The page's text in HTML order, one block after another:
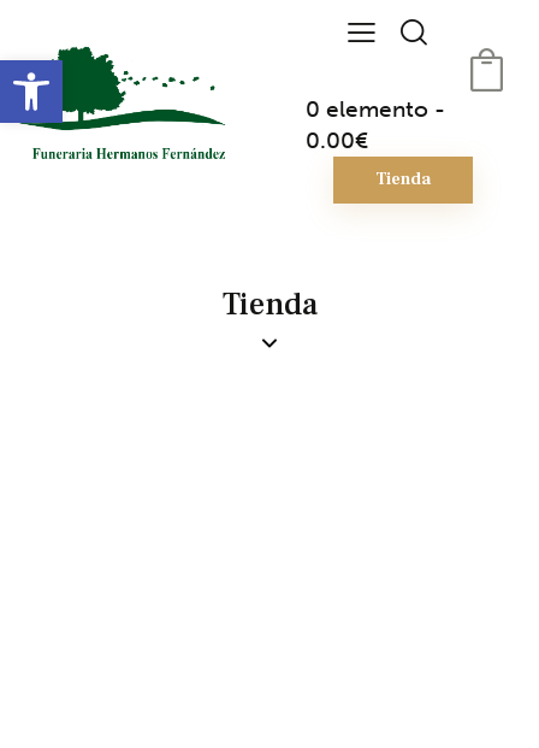
Abrir barra de herramientas
0 elemento -
0.00€
Tienda
Tienda